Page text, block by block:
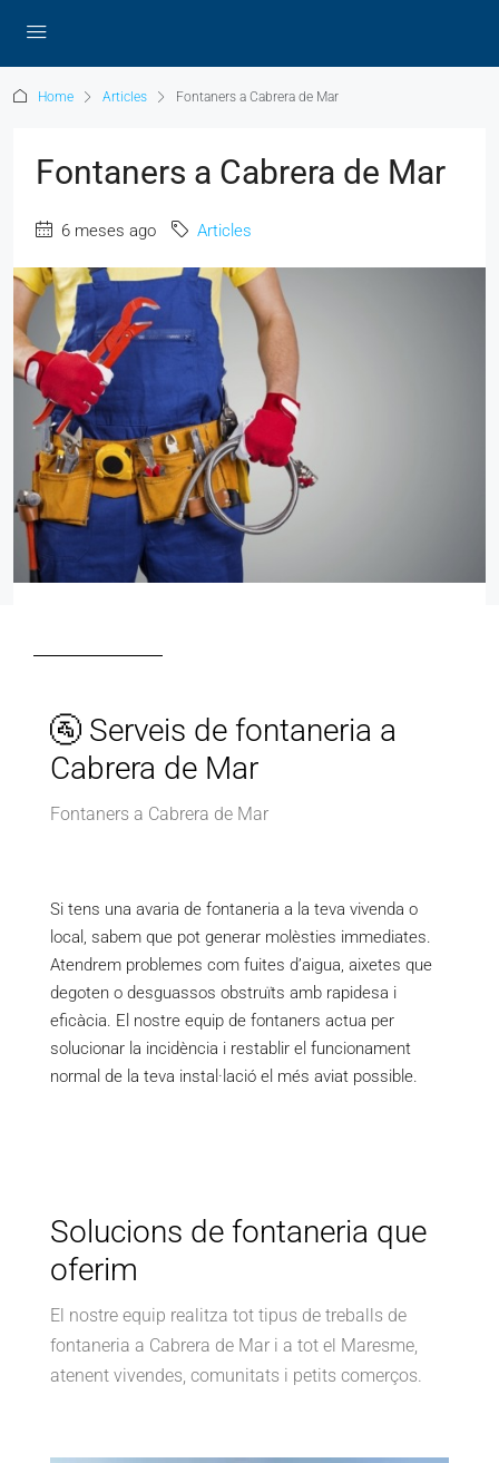
Home Articles Fontaners a Cabrera de Mar
Fontaners a Cabrera de Mar
6 meses ago Articles
🚰 Serveis de fontaneria a
Cabrera de Mar
Fontaners a Cabrera de Mar
Si tens una avaria de fontaneria a la teva vivenda o
local, sabem que pot generar molèsties immediates.
Atendrem problemes com fuites d’aigua, aixetes que
degoten o desguassos obstruïts amb rapidesa i
eficàcia. El nostre equip de fontaners actua per
solucionar la incidència i restablir el funcionament
normal de la teva instal·lació el més aviat possible.
Solucions de fontaneria que
oferim
El nostre equip realitza tot tipus de treballs de
fontaneria a Cabrera de Mar i a tot el Maresme,
atenent vivendes, comunitats i petits comerços.